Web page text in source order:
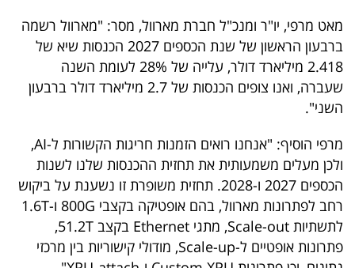
מאט מרפי, יו"ר ומנכ"ל חברת מארוול, מסר: "מארוול רשמה
ברבעון הראשון של שנת הכספים 2027 הכנסות שיא של
2.418 מיליארד דולר, עלייה של 28% לעומת השנה
שעברה, ואנו צופים הכנסות של 2.7 מיליארד דולר ברבעון
השני".
מרפי הוסיף: "אנחנו רואים הזמנות חריגות הקשורות ל-AI,
ולכן מעלים משמעותית את תחזית ההכנסות שלנו לשנות
הכספים 2027 ו-2028. תחזית משופרת זו נשענת על ביקוש
רחב לפתרונות מארוול, בהם אופטיקה בקצבי 800G ו-1.6T
לתשתיות Scale-out, מתגי Ethernet בקצב 51.2T,
פתרונות אופטיים ל-Scale-up, מודולי קישוריות בין מרכזי